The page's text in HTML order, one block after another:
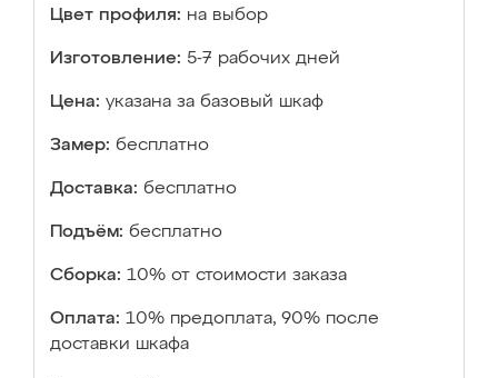
Цвет профиля: на выбор
Изготовление: 5-7 рабочих дней
Цена: указана за базовый шкаф
Замер: бесплатно
Доставка: бесплатно
Подъём: бесплатно
Сборка: 10% от стоимости заказа
Оплата: 10% предоплата, 90% после
доставки шкафа